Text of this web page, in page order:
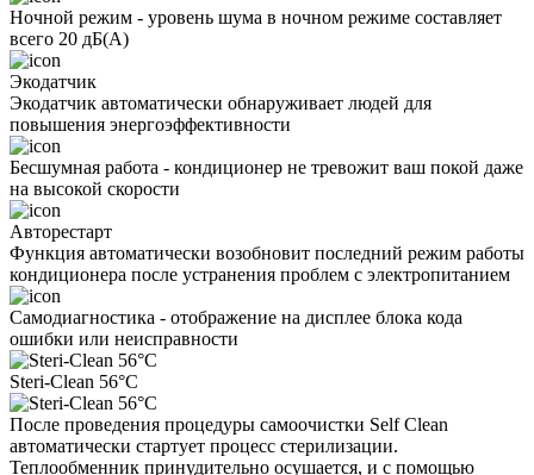
Ночной режим - уровень шума в ночном режиме составляет
всего 20 дБ(А)
Экодатчик
Экодатчик автоматически обнаруживает людей для
повышения энергоэффективности
Бесшумная работа - кондиционер не тревожит ваш покой даже
на высокой скорости
Авторестарт
Функция автоматически возобновит последний режим работы
кондиционера после устранения проблем с электропитанием
Самодиагностика - отображение на дисплее блока кода
ошибки или неисправности
Steri-Clean 56°C
После проведения процедуры самоочистки Self Clean
автоматически стартует процесс стерилизации.
Теплообменник принудительно осушается, и с помощью